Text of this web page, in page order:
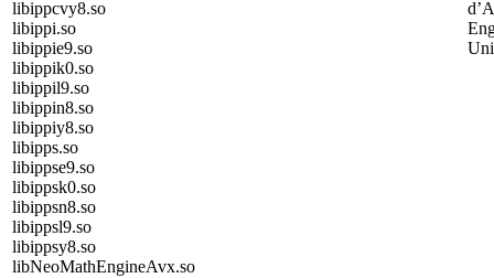
libippcvy8.so
libippi.so
libippie9.so
libippik0.so
libippil9.so
libippin8.so
libippiy8.so
libipps.so
libippse9.so
libippsk0.so
libippsn8.so
libippsl9.so
libippsy8.so
libNeoMathEngineAvx.so